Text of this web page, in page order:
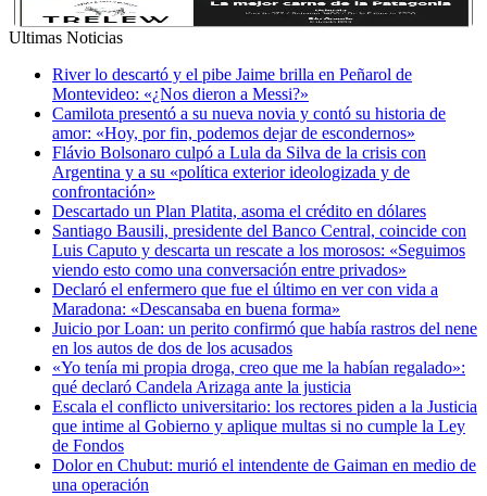
Ultimas Noticias
River lo descartó y el pibe Jaime brilla en Peñarol de
Montevideo: «¿Nos dieron a Messi?»
Camilota presentó a su nueva novia y contó su historia de
amor: «Hoy, por fin, podemos dejar de escondernos»
Flávio Bolsonaro culpó a Lula da Silva de la crisis con
Argentina y a su «política exterior ideologizada y de
confrontación»
Descartado un Plan Platita, asoma el crédito en dólares
Santiago Bausili, presidente del Banco Central, coincide con
Luis Caputo y descarta un rescate a los morosos: «Seguimos
viendo esto como una conversación entre privados»
Declaró el enfermero que fue el último en ver con vida a
Maradona: «Descansaba en buena forma»
Juicio por Loan: un perito confirmó que había rastros del nene
en los autos de dos de los acusados
«Yo tenía mi propia droga, creo que me la habían regalado»:
qué declaró Candela Arizaga ante la justicia
Escala el conflicto universitario: los rectores piden a la Justicia
que intime al Gobierno y aplique multas si no cumple la Ley
de Fondos
Dolor en Chubut: murió el intendente de Gaiman en medio de
una operación